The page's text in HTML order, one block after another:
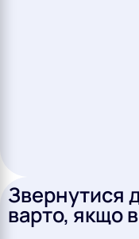
Звернутися
варто, якщо